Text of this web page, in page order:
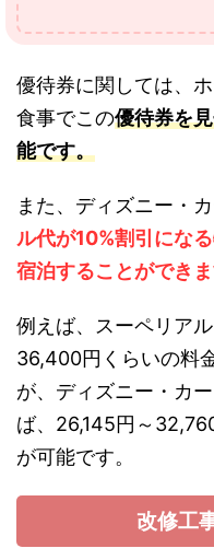
優待券に関しては、
食事でこの優待券を
能です。
また、ディズニー・
ル代が10%割引にな
宿泊することができま
例えば、スーペリア
36,400円くらいの料
が、ディズニー・カ
ば、26,145円～
が可能です。
改修工